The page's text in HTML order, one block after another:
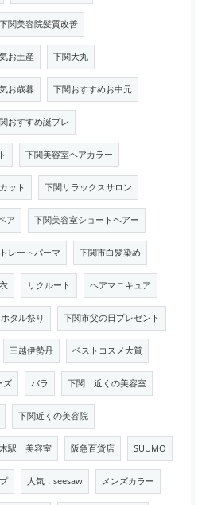
下関美容院髪質改善
お土産 下関大丸
お歳暮 下関おすすめお中元
おすすめ誕プレ
下関美容室ヘアカラー
ット 下関リラックスサロン
ア 下関美容室ショートヘアー
レートパーマ 下関市白髪染め
リクルート ヘアマニキュア
ホタル祭り 下関市父の日プレゼント
三越伊勢丹 ベストコスメ大賞
ズ バラ 下関 近くの美容室
下関近くの美容院
駅 美容室 阪急百貨店 SUUMO
人気，seesaw メンズカラー